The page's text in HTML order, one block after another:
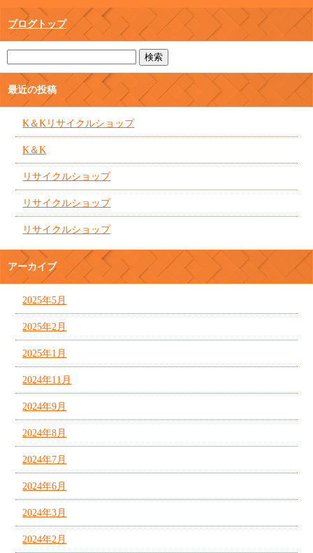
ブログトップ
最近の投稿
K＆Kリサイクルショップ
K＆K
リサイクルショップ
リサイクルショップ
リサイクルショップ
アーカイブ
2025年5月
2025年2月
2025年1月
2024年11月
2024年9月
2024年8月
2024年7月
2024年6月
2024年3月
2024年2月